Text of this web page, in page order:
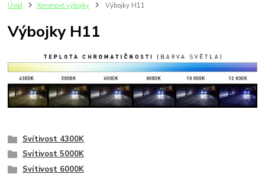
Úvod Xenonové výbojky Výbojky H11
Výbojky H11
Svítivost 4300K
Svítivost 5000K
Svítivost 6000K